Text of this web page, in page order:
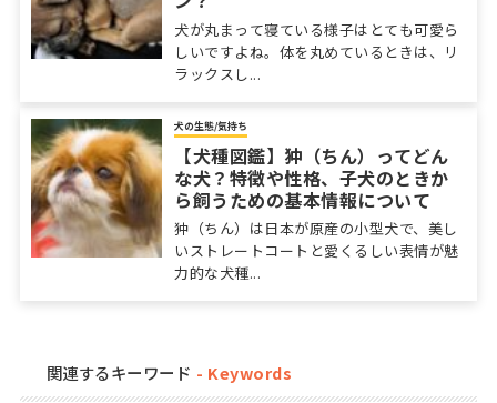
犬が丸まって寝ている様子はとても可愛ら
しいですよね。体を丸めているときは、リ
ラックスし...
犬の生態/気持ち
【犬種図鑑】狆（ちん）ってどん
な犬？特徴や性格、子犬のときか
ら飼うための基本情報について
狆（ちん）は日本が原産の小型犬で、美し
いストレートコートと愛くるしい表情が魅
力的な犬種...
関連するキーワード